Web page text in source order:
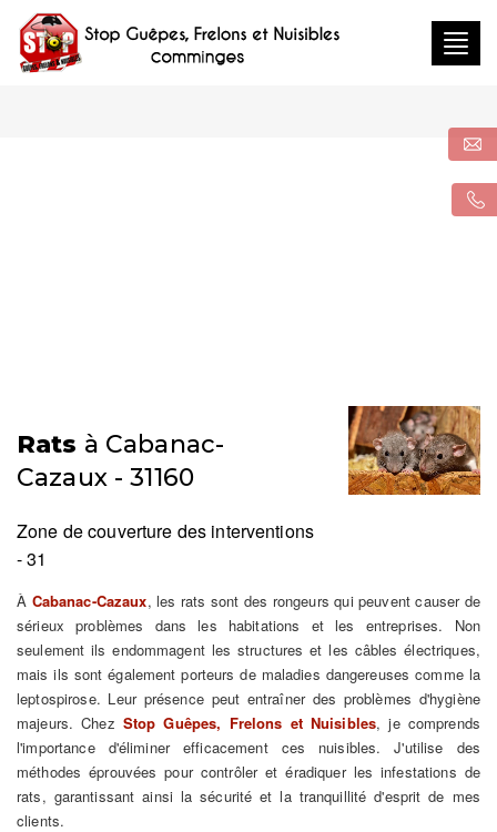
Rats à Cabanac-
Cazaux - 31160
Zone de couverture des interventions
- 31
À Cabanac-Cazaux, les rats sont des rongeurs qui peuvent causer de
sérieux problèmes dans les habitations et les entreprises. Non
seulement ils endommagent les structures et les câbles électriques,
mais ils sont également porteurs de maladies dangereuses comme la
leptospirose. Leur présence peut entraîner des problèmes d'hygiène
majeurs. Chez Stop Guêpes, Frelons et Nuisibles, je comprends
l'importance d'éliminer efficacement ces nuisibles. J'utilise des
méthodes éprouvées pour contrôler et éradiquer les infestations de
rats, garantissant ainsi la sécurité et la tranquillité d'esprit de mes
clients.